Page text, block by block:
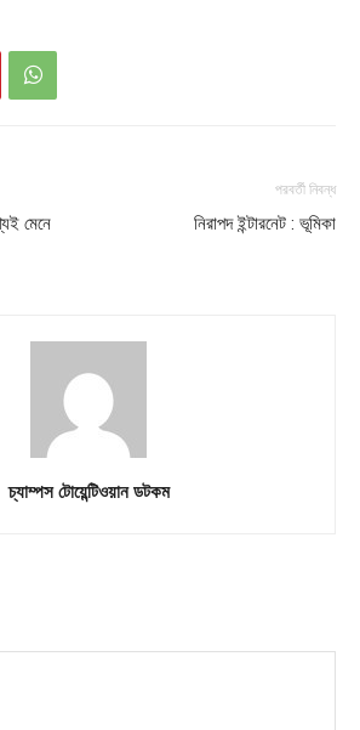
মেনে
পরবর্তী নিবন্ধ
নিরাপদ ইন্টারনেট : ভূমিকা
চ্যাম্পস টোয়েন্টিওয়ান ডটকম